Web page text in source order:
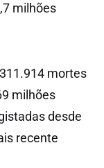
milhões
mortes
milhões
desde
recente